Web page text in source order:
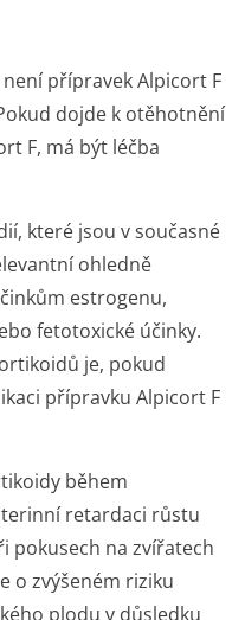
přípravek Alpicort F
dojde k otěhotnění
F, má být léčba
které jsou v současné
ohledně
estrogenu,
fetotoxické účinky.
je, pokud
přípravku Alpicort F
během
retardaci růstu
pokusech na zvířatech
o zvýšeném riziku
plodu v důsledku